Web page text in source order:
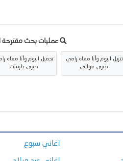
عمليات بحث مقترحة
تنزيل البوم وأنا معاه رامي
صبرى موالي
تحميل البوم وأنا معاه
صبرى طربيات
اغاني سبوع